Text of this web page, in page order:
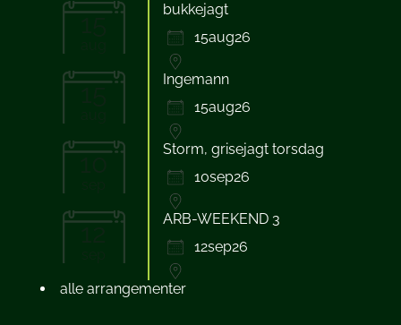
15
bukkejagt
15aug26
15
Ingemann
15aug26
10
Storm, grisejagt torsdag
10sep26
12
ARB-WEEKEND 3
12sep26
alle arrangementer